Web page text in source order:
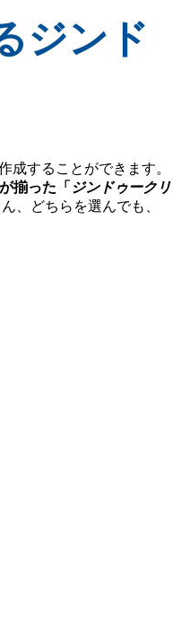
ジンド
成することができます。
揃った「 ジンドゥークリ
、どちらを選んでも、